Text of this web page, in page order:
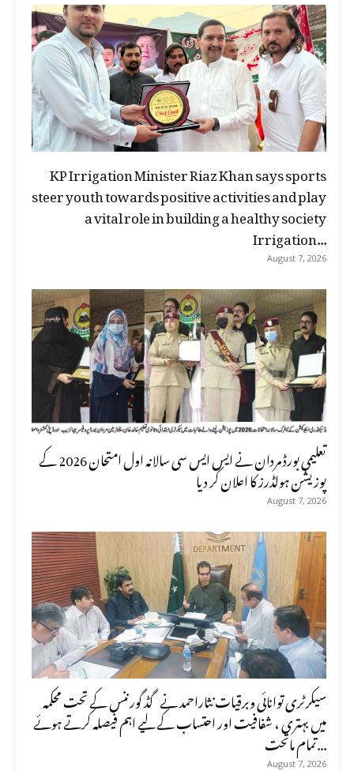
KP Irrigation Minister Riaz Khan says sports
steer youth towards positive activities and play
a vital role in building a healthy society
Irrigation...
August 7, 2026
تعلیمی بورڈ مردان نے ایس ایس سی سالانہ اول امتحان 2026 کے
پوزیشن ہولڈرز کا اعلان کر دیا
August 7, 2026
سیکرٹری توانائی وبرقیات نثاراحمد نے گڈ گورننس کے تحت محکمہ
میں بہتری ، شفافیت اور احتساب کے لیے اہم فیصلہ کرتے ہوئے
تمام ماتحت...
August 7, 2026